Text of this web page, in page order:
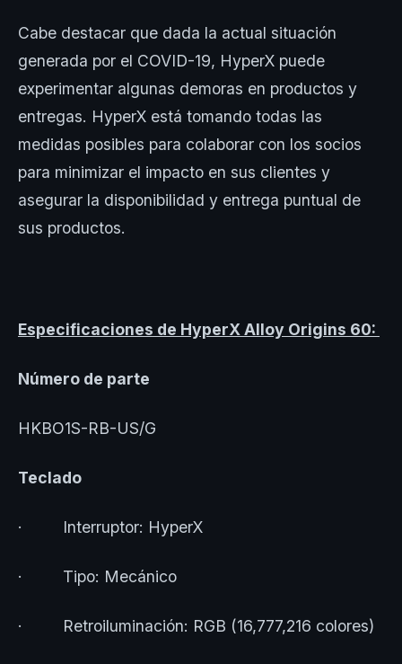
Cabe destacar que dada la actual situación
generada por el COVID-19, HyperX puede
experimentar algunas demoras en productos y
entregas. HyperX está tomando todas las
medidas posibles para colaborar con los socios
para minimizar el impacto en sus clientes y
asegurar la disponibilidad y entrega puntual de
sus productos.
Especificaciones de HyperX Alloy Origins 60:
Número de parte
HKBO1S-RB-US/G
Teclado
· Interruptor: HyperX
· Tipo: Mecánico
· Retroiluminación: RGB (16,777,216 colores)